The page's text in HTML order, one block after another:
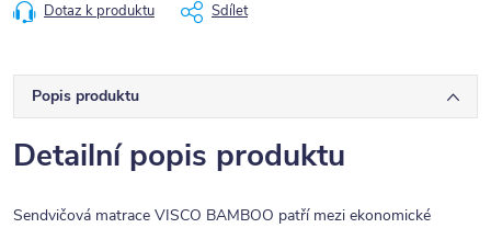
Dotaz k produktu Sdílet
Popis produktu
Detailní popis produktu
Sendvičová matrace VISCO BAMBOO patří mezi ekonomické